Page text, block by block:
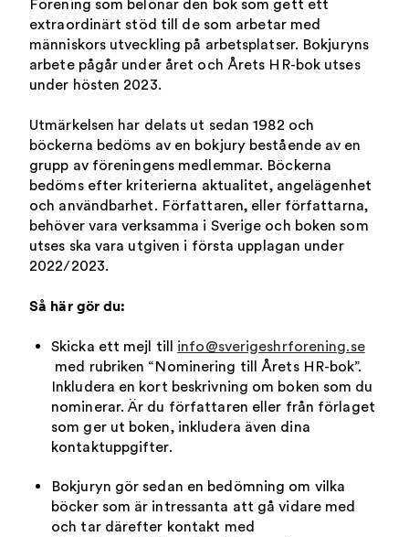
Förening som belönar den bok som gett ett
extraordinärt stöd till de som arbetar med
människors utveckling på arbetsplatser. Bokjuryns
arbete pågår under året och Årets HR-bok utses
under hösten 2023.
Utmärkelsen har delats ut sedan 1982 och
böckerna bedöms av en bokjury bestående av en
grupp av föreningens medlemmar. Böckerna
bedöms efter kriterierna aktualitet, angelägenhet
och användbarhet. Författaren, eller författarna,
behöver vara verksamma i Sverige och boken som
utses ska vara utgiven i första upplagan under
2022/2023.
Så här gör du:
Skicka ett mejl till info@sverigeshrforening.se
med rubriken “Nominering till Årets HR-bok”.
Inkludera en kort beskrivning om boken som du
nominerar. Är du författaren eller från förlaget
som ger ut boken, inkludera även dina
kontaktuppgifter.
Bokjuryn gör sedan en bedömning om vilka
böcker som är intressanta att gå vidare med
och tar därefter kontakt med